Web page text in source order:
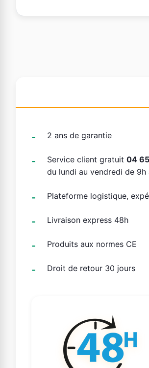
2 ans de garantie
Service client gratuit 04
du lundi au vendredi de 9h
Plateforme logistique,
Livraison express 48h
Produits aux normes CE
Droit de retour 30 jours